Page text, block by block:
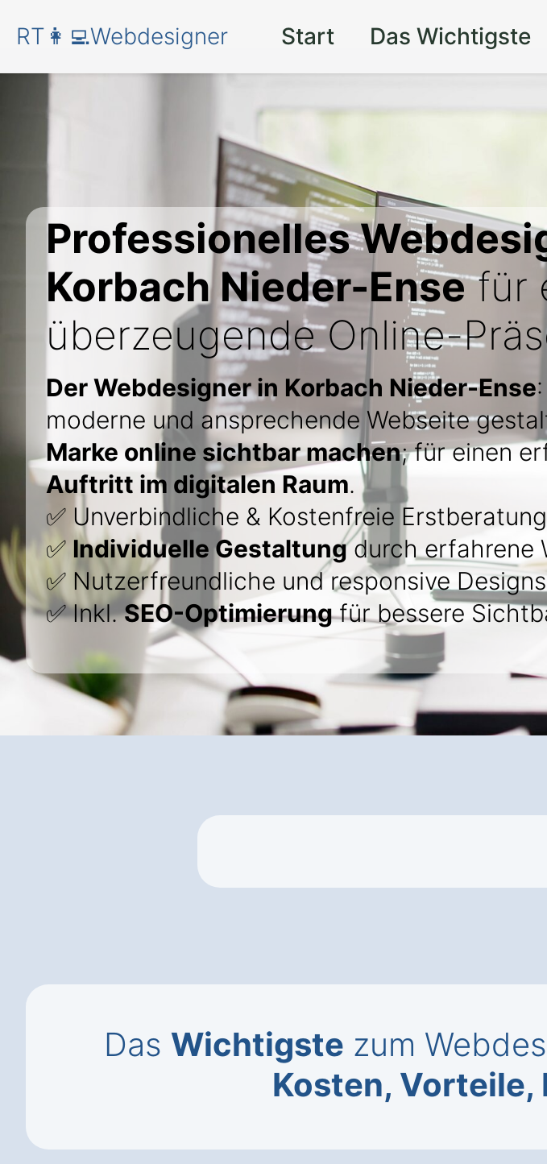
RT👩‍💻Webdesigner Start Das Wichtigste
Professionelles
Korbach Nieder-Ensefür
überzeugende Online-
Der Webdesigner in Korbach Nieder-Ense
moderne und ansprechende Webseite
Marke online sichtbar machen; für einen
Auftritt im digitalen Raum.
✅ Unverbindliche & Kostenfreie Erstberatung
✅ Individuelle Gestaltungdurch erfahrene
✅ Nutzerfreundliche und responsive Designs
✅ Inkl.SEO-Optimierungfür bessere
Das Wichtigste zum
Kosten,